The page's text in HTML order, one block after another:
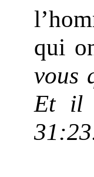
qui
vous
Et il